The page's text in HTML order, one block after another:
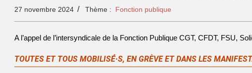
27 novembre 2024 Thème : Fonction publique
A l’appel de l’intersyndicale de la Fonction Publique CGT, CFDT, FSU,
TOUTES ET TOUS MOBILISÉ·S, EN GRÈVE ET DANS LES